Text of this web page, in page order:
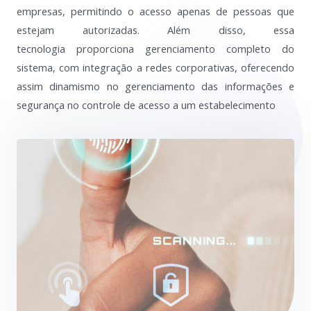
empresas, permitindo o acesso apenas de pessoas que
estejam autorizadas. Além disso, essa
tecnologia proporciona gerenciamento completo do
sistema, com integração a redes corporativas, oferecendo
assim dinamismo no gerenciamento das informações e
segurança no controle de acesso a um estabelecimento